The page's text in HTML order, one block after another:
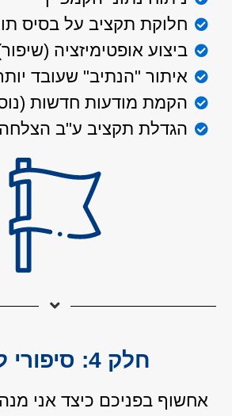
חלוקת תקציב על בסיס
ביצוע אופטימיזציה
איתור "הנתיב" שעובד
הקמת מודעות חדשות
הגדלת תקציב ע"ב
חלק 4: סיפורי לקוח
אחשוף בפניכם כיצד אני